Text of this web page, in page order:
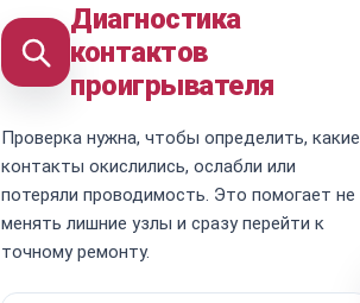
Диагностика
контактов
проигрывателя
Проверка нужна, чтобы определить, какие
контакты окислились, ослабли или
потеряли проводимость. Это помогает не
менять лишние узлы и сразу перейти к
точному ремонту.